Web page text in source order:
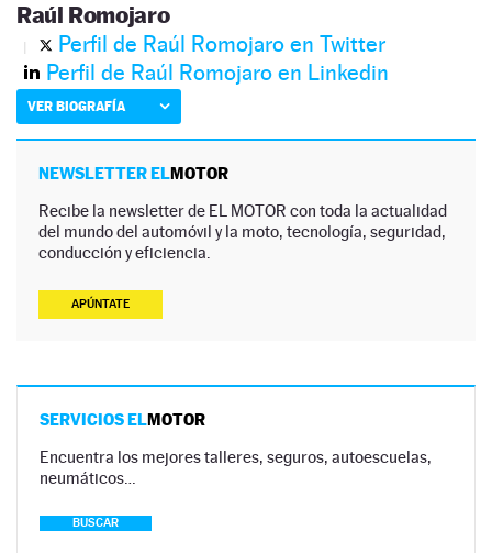
Raúl Romojaro
Perfil de Raúl Romojaro en Twitter
Perfil de Raúl Romojaro en Linkedin
VER BIOGRAFÍA
NEWSLETTER ELMOTOR
Recibe la newsletter de EL MOTOR con toda la actualidad
del mundo del automóvil y la moto, tecnología, seguridad,
conducción y eficiencia.
APÚNTATE
SERVICIOS ELMOTOR
Encuentra los mejores talleres, seguros, autoescuelas,
neumáticos…
BUSCAR